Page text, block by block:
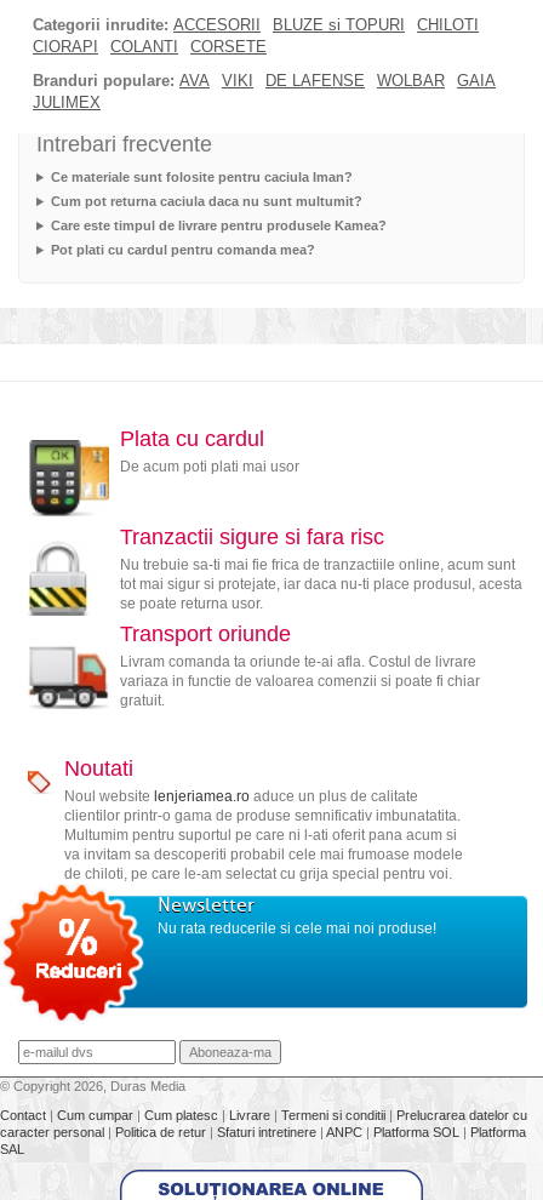
Categorii inrudite: ACCESORII BLUZE si TOPURI
CHILOTI
CIORAPI
COLANTI
CORSETE
Branduri populare: AVA VIKI DE LAFENSE WOLBAR
GAIA
JULIMEX
Intrebari frecvente
Ce materiale sunt folosite pentru caciula Iman?
Cum pot returna caciula daca nu sunt multumit?
Care este timpul de livrare pentru produsele Kamea?
Pot plati cu cardul pentru comanda mea?
Plata cu cardul
De acum poti plati mai usor
Tranzactii sigure si fara risc
Nu trebuie sa-ti mai fie frica de tranzactiile online, acum sunt
tot mai sigur si protejate, iar daca nu-ti place produsul, acesta
se poate returna usor.
Transport oriunde
Livram comanda ta oriunde te-ai afla. Costul de livrare
variaza in functie de valoarea comenzii si poate fi chiar
gratuit.
Noutati
Noul website lenjeriamea.roaduce un plus de calitate
clientilor printr-o gama de produse semnificativ imbunatatita.
Multumim pentru suportul pe care ni l-ati oferit pana acum si
va invitam sa descoperiti probabil cele mai frumoase modele
de chiloti, pe care le-am selectat cu grija special pentru voi.
Newsletter
Nu rata reducerile si cele mai noi produse!
© Copyright 2026, Duras Media
Contact | Cum cumpar | Cum platesc | Livrare | Termeni si conditii | Prelucrarea datelor cu
caracter personal | Politica de retur | Sfaturi intretinere | ANPC | Platforma SOL | Platforma
SAL